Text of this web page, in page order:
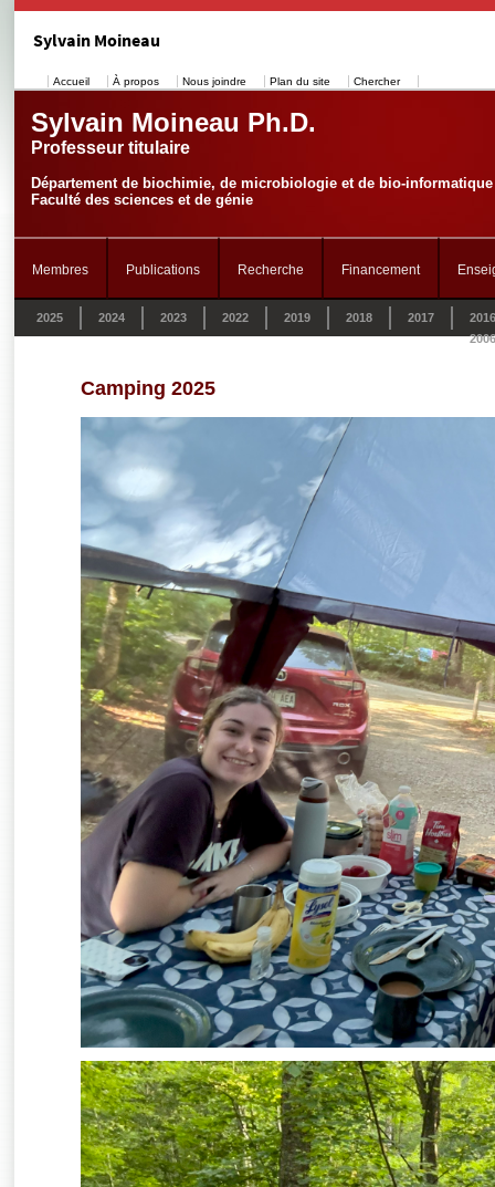
Sylvain Moineau
Accueil À propos Nous joindre Plan du site Chercher
Sylvain Moineau Ph.D.
Professeur titulaire
Département de biochimie, de microbiologie et de bio-informatique
Faculté des sciences et de génie
Membres Publications Recherche Financement
2025 2024 2023 2022 2019 2018 2017
2016
2006
Camping 2025